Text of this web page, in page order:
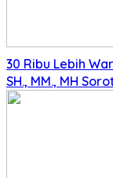
30 Ribu Lebih
SH., MM., MH